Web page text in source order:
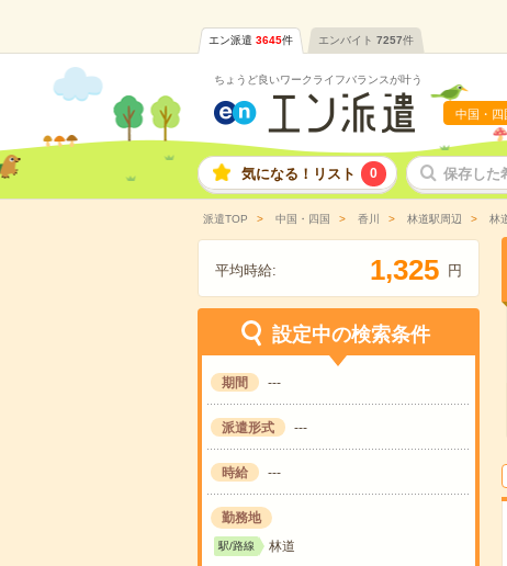
エン派遣 3645件 エンバイト 7257件
ちょうど良いワークライフバランスが叶う
中国・四
気になる！リスト 0 保存した
派遣TOP 中国・四国 香川 林道駅周辺 林
平均時給: 1,325 円
設定中の検索条件
期間 ---
派遣形式 ---
時給 ---
勤務地
駅/路線 林道